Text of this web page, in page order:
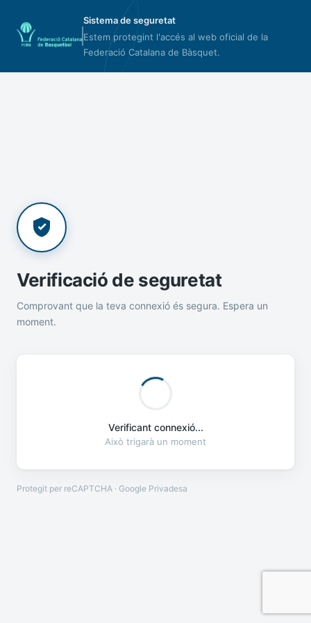
Sistema de seguretat
Estem protegint l'accés al web oficial de la
Federació Catalana de Bàsquet.
Verificació de seguretat
Comprovant que la teva connexió és segura. Espera un
moment.
Verificant connexió...
Això trigarà un moment
Protegit per reCAPTCHA · Google Privadesa